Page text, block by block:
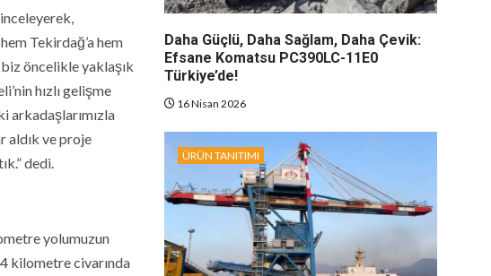
Tekirdağ’a hem
öncelikle yaklaşık
hızlı gelişme
arkadaşlarımızla
aldık ve proje
dedi.
yolumuzun
kilometre civarında
Daha Güçlü, Daha Sağlam, Daha Çevik:
Efsane Komatsu PC390LC-11E0
Türkiye’de!
16 Nisan 2026
ÜRÜN TANITIMI